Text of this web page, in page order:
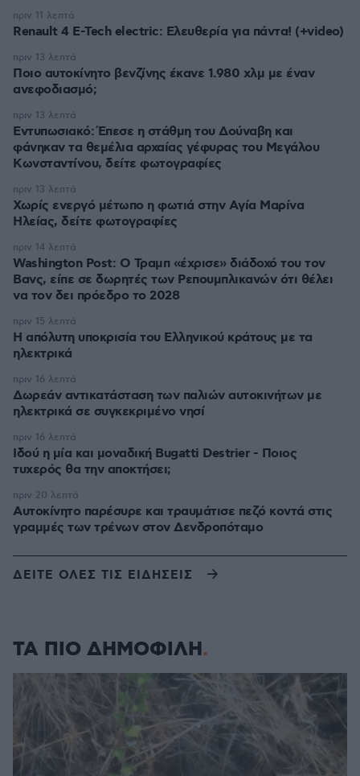
Renault 4 E-Tech electric: Ελευθερία για πάντα! (+video)
πριν 11 λεπτά
Ποιο αυτοκίνητο βενζίνης έκανε 1.980 χλμ με έναν
ανεφοδιασμό;
πριν 13 λεπτά
Εντυπωσιακό: Έπεσε η στάθμη του Δούναβη και
φάνηκαν τα θεμέλια αρχαίας γέφυρας του Μεγάλου
Κωνσταντίνου, δείτε φωτογραφίες
πριν 13 λεπτά
Χωρίς ενεργό μέτωπο η φωτιά στην Aγία Μαρίνα
Ηλείας, δείτε φωτογραφίες
πριν 13 λεπτά
Washington Post: Ο Τραμπ «έχρισε» διάδοχό του τον
Βανς, είπε σε δωρητές των Ρεπουμπλικανών ότι θέλει
να τον δει πρόεδρο το 2028
πριν 14 λεπτά
Η απόλυτη υποκρισία του Ελληνικού κράτους με τα
ηλεκτρικά
πριν 15 λεπτά
Δωρεάν αντικατάσταση των παλιών αυτοκινήτων με
ηλεκτρικά σε συγκεκριμένο νησί
πριν 16 λεπτά
Ιδού η μία και μοναδική Bugatti Destrier - Ποιος
τυχερός θα την αποκτήσει;
πριν 16 λεπτά
Αυτοκίνητο παρέσυρε και τραυμάτισε πεζό κοντά στις
γραμμές των τρένων στον Δενδροπόταμο
πριν 20 λεπτά
ΔΕΙΤΕ ΟΛΕΣ ΤΙΣ ΕΙΔΗΣΕΙΣ
ΤΑ ΠΙΟ ΔΗΜΟΦΙΛΗ